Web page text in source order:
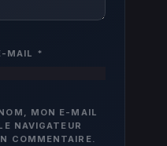
MAIL *
MON E-MAIL
NAVIGATEUR
COMMENTAIRE.